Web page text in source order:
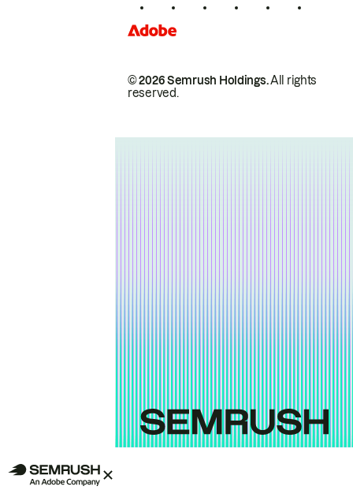
© 2026 Semrush Holdings.All rights
reserved.